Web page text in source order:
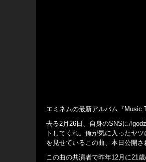
エミネムの最新アルバム『Music
去る2月26日、自身のSNSに
トしてくれ。俺が気に入ったヤ
を見せているこの曲、本日公開
この曲の共演者で昨年12月に21